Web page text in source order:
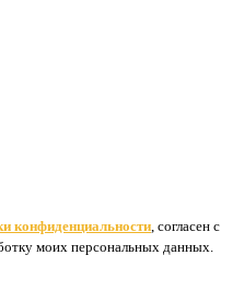
конфиденциальности , согласен с
моих персональных данных.